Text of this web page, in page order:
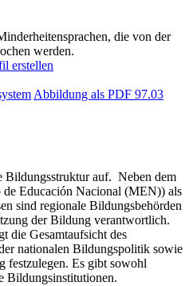
die von der
werden.
erstellen
Abbildung als PDF 97.03
Bildungsstruktur auf. Neben dem
Educación Nacional (MEN)) als
sind regionale Bildungsbehörden
der Bildung verantwortlich.
die Gesamtaufsicht des
nationalen Bildungspolitik sowie
festzulegen. Es gibt sowohl
Bildungsinstitutionen.